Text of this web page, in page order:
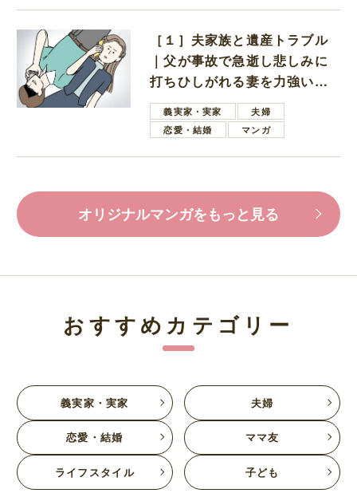
［１］夫家族と遺産トラブル
｜父が事故で急逝し悲しみに
打ちひしがれる妻を力強い言
葉で励ます夫
義実家・実家
夫婦
恋愛・結婚
マンガ
オリジナルマンガをもっと見る
おすすめカテゴリー
義実家・実家 夫婦
恋愛・結婚 ママ友
ライフスタイル 子ども